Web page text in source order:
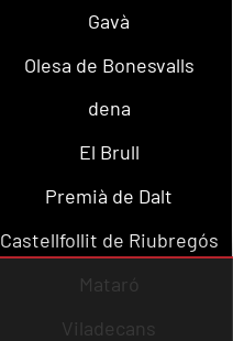
Gavà
Olesa de Bonesvalls
dena
El Brull
Premià de Dalt
Castellfollit de Riubregós
Mataró
Viladecans